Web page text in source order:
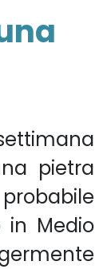
pietra
Medio